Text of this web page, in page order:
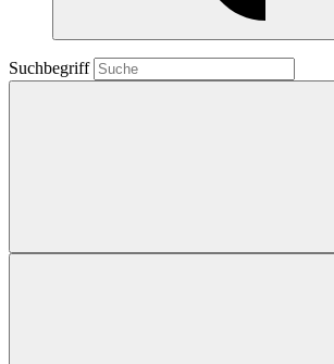
Suchbegriff